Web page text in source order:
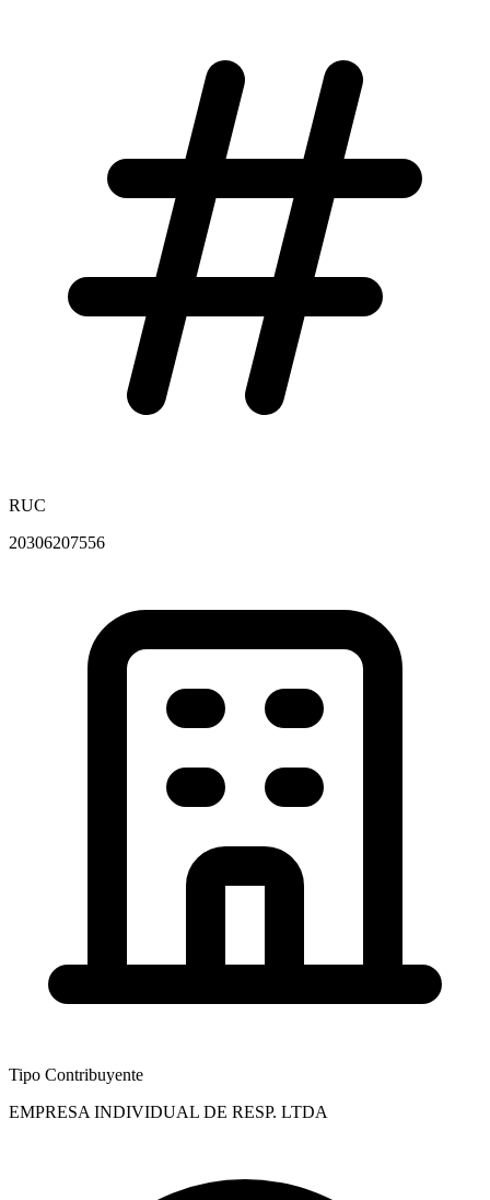
RUC
20306207556
Tipo Contribuyente
EMPRESA INDIVIDUAL DE RESP. LTDA